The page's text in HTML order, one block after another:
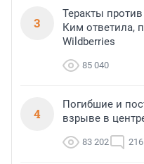
3
Теракты
Ким ответила,
Wildberries
85 040
4
Погибшие и
взрыве в
83 202 216